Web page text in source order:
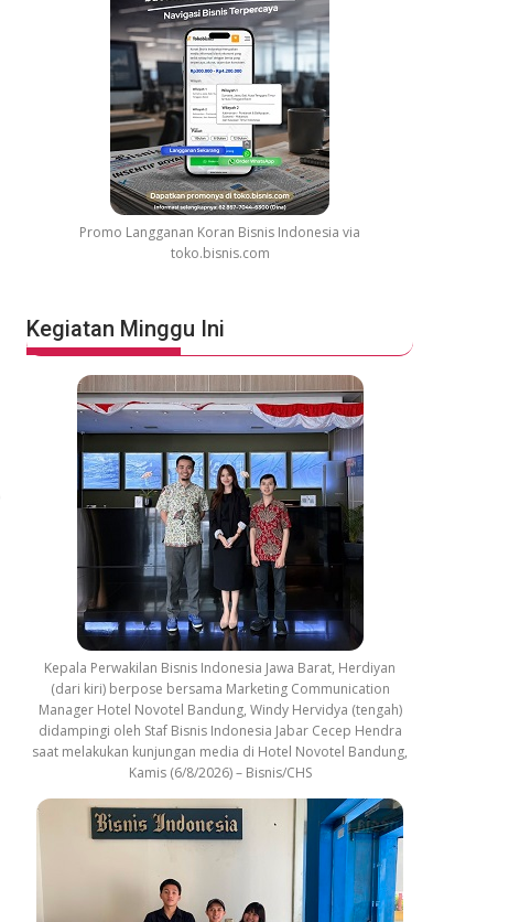
Promo Langganan Koran Bisnis Indonesia via
toko.bisnis.com
Kegiatan Minggu Ini
Kepala Perwakilan Bisnis Indonesia Jawa Barat, Herdiyan
(dari kiri) berpose bersama Marketing Communication
Manager Hotel Novotel Bandung, Windy Hervidya (tengah)
didampingi oleh Staf Bisnis Indonesia Jabar Cecep Hendra
saat melakukan kunjungan media di Hotel Novotel Bandung,
Kamis (6/8/2026) – Bisnis/CHS